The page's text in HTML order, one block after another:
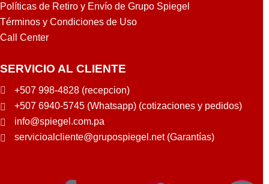
Políticas de Retiro y Envío de Grupo Spiegel
Términos y Condiciones de Uso
Call Center
SERVICIO AL CLIENTE
+507 998-4828 (recepcion)
+507 6940-5745 (Whatsapp) (cotizaciones y pedidos)
info@spiegel.com.pa
servicioalcliente@grupospiegel.net (Garantías)